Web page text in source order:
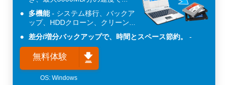
多機能
システム移行、バックア
ップ、HDDクローン、クリーン...
差分/増分バックアップで、時間とスペース節約。
無料体験